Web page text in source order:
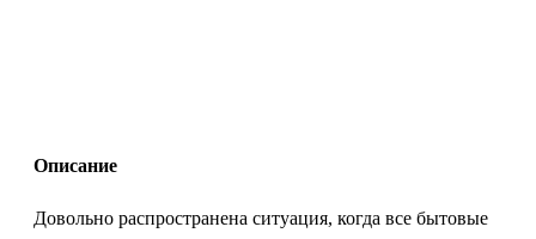
Описание
Довольно распространена ситуация, когда все бытовые